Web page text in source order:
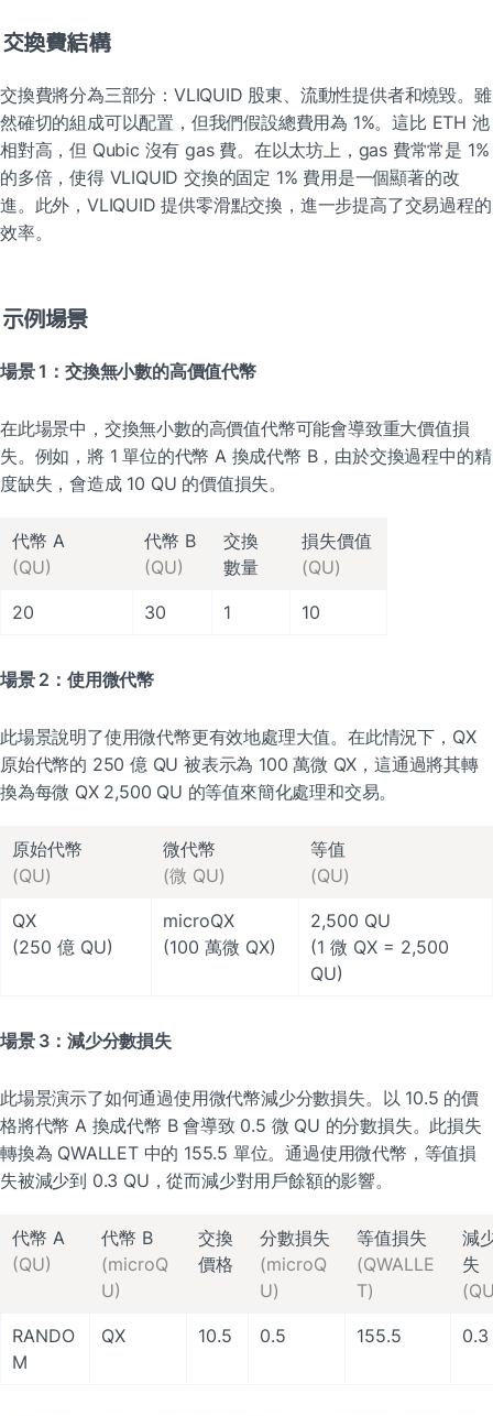
交換費結構
交換費將分為三部分：VLIQUID 股東、流動性提供者和燒毀。雖
然確切的組成可以配置，但我們假設總費用為 1%。這比 ETH 池
相對高，但 Qubic 沒有 gas 費。在以太坊上，gas 費常常是 1%
的多倍，使得 VLIQUID 交換的固定 1% 費用是一個顯著的改
進。此外，VLIQUID 提供零滑點交換，進一步提高了交易過程的
效率。
示例場景
場景 1：交換無小數的高價值代幣
在此場景中，交換無小數的高價值代幣可能會導致重大價值損
失。例如，將 1 單位的代幣 A 換成代幣 B，由於交換過程中的精
度缺失，會造成 10 QU 的價值損失。
(QU)
(QU)
交換
數量
(QU)
20 30 1 10
場景 2：使用微代幣
此場景說明了使用微代幣更有效地處理大值。在此情況下，QX
原始代幣的 250 億 QU 被表示為 100 萬微 QX，這通過將其轉
換為每微 QX 2,500 QU 的等值來簡化處理和交易。
(QU)
(微 QU)
(QU)
QX
(250 億 QU)
microQX
(100 萬微 QX)
2,500 QU
(1 微 QX = 2,500
QU)
場景 3：減少分數損失
此場景演示了如何通過使用微代幣減少分數損失。以 10.5 的價
格將代幣 A 換成代幣 B 會導致 0.5 微 QU 的分數損失。此損失
轉換為 QWALLET 中的 155.5 單位。通過使用微代幣，等值損
失被減少到 0.3 QU，從而減少對用戶餘額的影響。
(QU)
(microQ
U)
交換
價格
(microQ
U)
(QWALLE
T)
減
RANDO
M
QX 10.5 0.5 155.5 0.3